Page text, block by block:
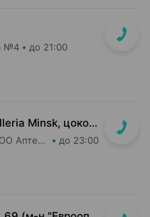
№4 до 21:00
пр-т Победителей, 9 (ТРЦ Galleria Minsk, цокольный (-1) этаж)
Планета Здоровья КосмоФарма ООО Аптека №24 до 23:00